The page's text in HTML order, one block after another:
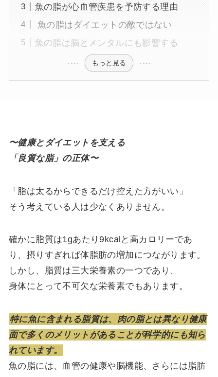
魚の脂が心血管疾患を予防する理由
魚の脂はダイエットの敵ではない
魚の脂は脳とメンタルにも影響する
もっと見る
〜健康とダイエットを支える
「良質な脂」の正体〜
「脂は太るからできるだけ控えた方がいい」
そう考えている人は少なくありません。
確かに脂質は1gあたり9kcalと高カロリーであ
り、摂りすぎれば体脂肪の増加につながります。
しかし、脂質は三大栄養素の一つであり、
身体にとって不可欠な栄養素でもあります。
特に魚に含まれる脂質は、肉の脂とは異なり健康
面で多くのメリットがあることが科学的にも知ら
れています。
魚の脂には、血管の健康や脳機能、さらには脂肪